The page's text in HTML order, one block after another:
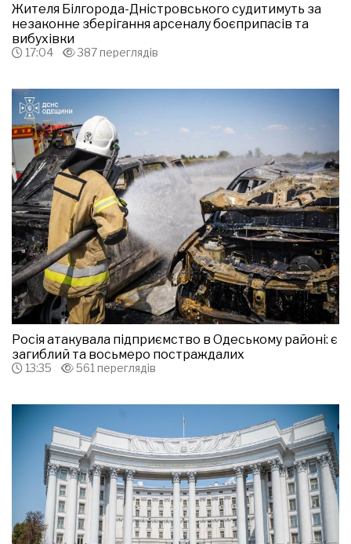
Жителя Білгорода-Дністровського судитимуть за
незаконне зберігання арсеналу боєприпасів та
вибухівки
17:04 387 переглядів
Росія атакувала підприємство в Одеському районі: є
загиблий та восьмеро постраждалих
13:35 561 переглядів